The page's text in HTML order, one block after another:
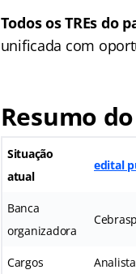
Todos os TREs do
unificada com
Resumo
Situação
atual
edital
Banca
organizadora
Cargos